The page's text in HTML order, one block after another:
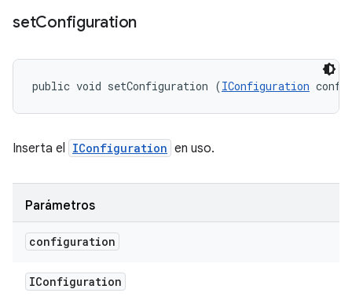
setConfiguration
public void setConfiguration (IConfiguration
Inserta el IConfiguration en uso.
Parámetros
configuration
IConfiguration